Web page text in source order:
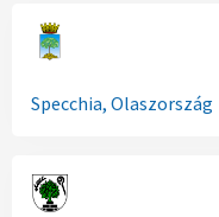
Specchia, Olaszország